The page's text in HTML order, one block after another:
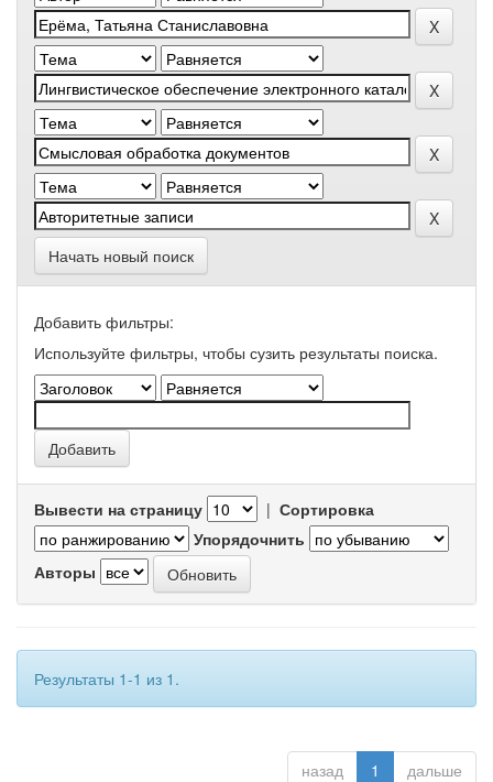
Начать новый поиск
Добавить фильтры:
Используйте фильтры, чтобы сузить результаты поиска.
Вывести на страницу | Сортировка
Упорядочнить
Авторы
Результаты 1-1 из 1.
назад 1 дальше